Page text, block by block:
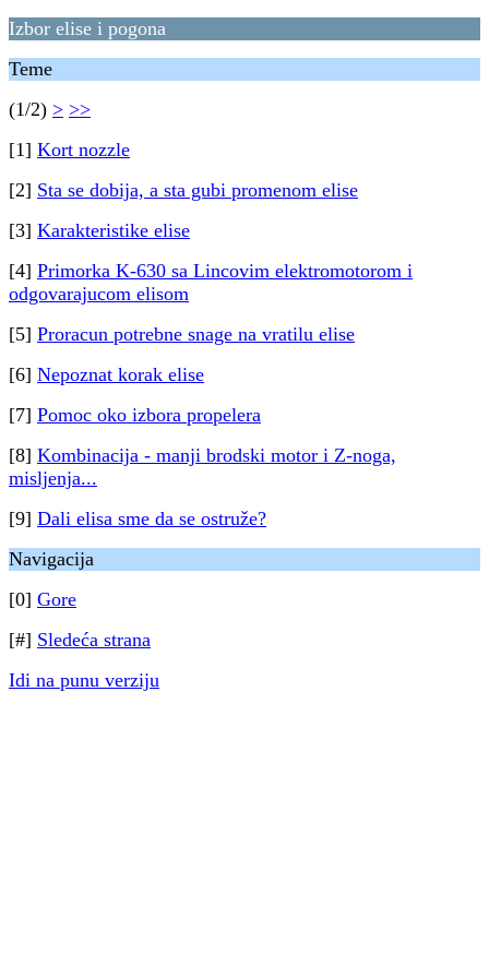
Izbor elise i pogona
Teme
(1/2) > >>
[1] Kort nozzle
[2] Sta se dobija, a sta gubi promenom elise
[3] Karakteristike elise
[4] Primorka K-630 sa Lincovim elektromotorom i
odgovarajucom elisom
[5] Proracun potrebne snage na vratilu elise
[6] Nepoznat korak elise
[7] Pomoc oko izbora propelera
[8] Kombinacija - manji brodski motor i Z-noga,
misljenja...
[9] Dali elisa sme da se ostruže?
Navigacija
[0] Gore
[#] Sledeća strana
Idi na punu verziju